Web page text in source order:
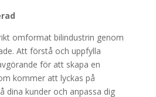
omformat bilindustrin genom
Att förstå och uppfylla
för att skapa en
kommer att lyckas på
dina kunder och anpassa dig